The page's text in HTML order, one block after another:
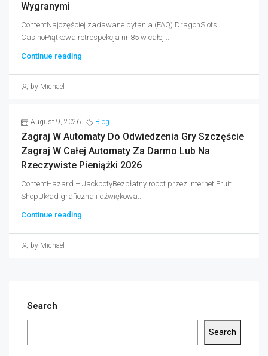
Wygranymi
ContentNajczęściej zadawane pytania (FAQ) DragonSlots
CasinoPiątkowa retrospekcja nr 85 w całej...
Continue reading
by Michael
August 9, 2026 Blog
Zagraj W Automaty Do Odwiedzenia Gry Szczęście
Zagraj W Całej Automaty Za Darmo Lub Na
Rzeczywiste Pieniążki 2026
ContentHazard – JackpotyBezpłatny robot przez internet Fruit
ShopUkład graficzna i dźwiękowa...
Continue reading
by Michael
Search
Search